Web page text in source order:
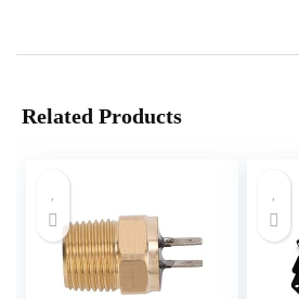
Related Products